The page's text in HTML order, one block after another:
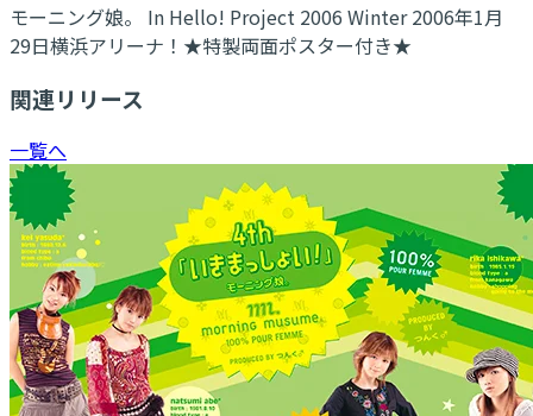
モーニング娘。 In Hello! Project 2006 Winter 2006年1月
29日横浜アリーナ！★特製両面ポスター付き★
関連リリース
一覧へ